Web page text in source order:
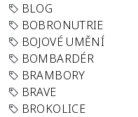
BLOG
BOBRONUTRIE
BOJOVÉ UMĚNÍ
BOMBARDÉR
BRAMBORY
BRAVE
BROKOLICE